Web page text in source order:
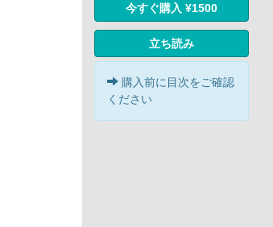
今すぐ購入 ¥1500
立ち読み
購入前に目次をご確認
ください